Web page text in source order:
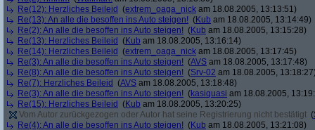
Re(12): Herzliches Beileid (extrem_oaga_nick am 18.08.2005, 13:13:51)
Re(13): An alle die besoffen ins Auto steigen! (Kub am 18.08.2005, 13:14:49)
Re(2): An alle die besoffen ins Auto steigen! (Kub am 18.08.2005, 13:15:28)
Re(13): Herzliches Beileid (Kub am 18.08.2005, 13:16:14)
Re(14): Herzliches Beileid (extrem_oaga_nick am 18.08.2005, 13:17:45)
Re(3): An alle die besoffen ins Auto steigen! (AVS am 18.08.2005, 13:17:48)
Re(8): An alle die besoffen ins Auto steigen! (Srv-02 am 18.08.2005,
Re(7): Herzliches Beileid (AVS am 18.08.2005, 13:18:48)
Re(3): An alle die besoffen ins Auto steigen! (kasiquasi am 18.08.2005,
Re(15): Herzliches Beileid (Kub am 18.08.2005, 13:20:25)
Vom Autor zurückgezogen oder Autor hat seine Registrierung nicht bestätigt (
Re(4): An alle die besoffen ins Auto steigen! (Kub am 18.08.2005, 13:21:08)